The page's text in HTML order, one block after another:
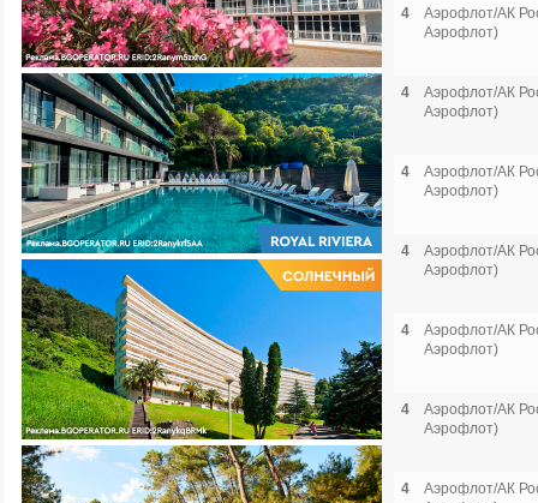
4
Аэрофлот/АК
Аэрофлот)
4
Аэрофлот/АК
Аэрофлот)
4
Аэрофлот/АК
Аэрофлот)
4
Аэрофлот/АК
Аэрофлот)
4
Аэрофлот/АК
Аэрофлот)
4
Аэрофлот/АК
Аэрофлот)
4
Аэрофлот/АК